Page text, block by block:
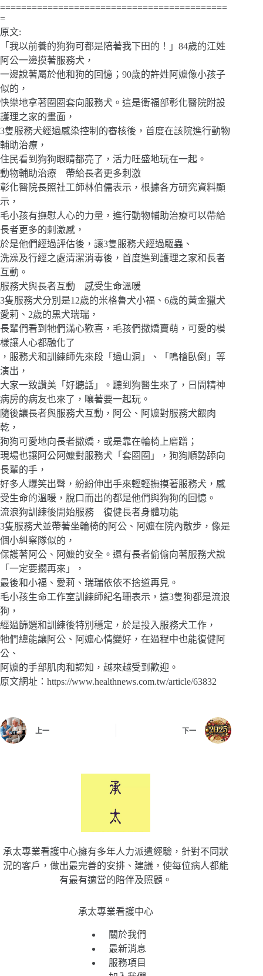
===========================================
=
原文:
「我以前養的狗狗可都是陪著我下田的！」84歲的江姓
阿公一邊摸著服務犬，
一邊說著屬於他和狗的回憶；90歲的許姓阿嬤像小孩子
似的，
快樂地拿著圈圈套向服務犬。這是衛福部彰化醫院附設
護理之家的畫面，
3隻服務犬經過感染控制的審核後，首度在該院進行動物
輔助治療，
住民看到狗狗眼睛都亮了，活力旺盛地玩在一起。
動物輔助治療 帶給長者更多刺激
彰化醫院長照社工師林伯儒表示，根據各方研究資料顯
示，
毛小孩有撫慰人心的力量，進行動物輔助治療可以帶給
長者更多的刺激感，
於是他們經過評估後，讓3隻服務犬經過驅蟲、
洗澡及行經之處清潔消毒後，首度進到護理之家和長者
互動。
服務犬與長者互動 感受生命溫暖
3隻服務犬分別是12歲的米格魯犬小福、6歲的黃金獵犬
愛莉、2歲的黑犬瑞瑞，
長輩們看到牠們滿心歡喜，毛孩們撒嬌賣萌，可愛的模
樣讓人心都融化了
，服務犬和訓練師先來段「過山洞」、「鳴槍臥倒」等
演出，
大家一致讚美「好聽話」。聽到狗醫生來了，日間精神
病房的病友也來了，嚷著要一起玩。
隨後讓長者與服務犬互動，阿公、阿嬤對服務犬餵肉
乾，
狗狗可愛地向長者撒嬌，或是靠在輪椅上磨蹭；
現場也讓阿公阿嬤對服務犬「套圈圈」，狗狗順勢舔向
長輩的手，
好多人爆笑出聲，紛紛伸出手來輕輕撫摸著服務犬，感
受生命的溫暖，脫口而出的都是他們與狗狗的回憶。
流浪狗訓練後開始服務 復健長者身體功能
3隻服務犬並帶著坐輪椅的阿公、阿嬤在院內散步，像是
個小糾察隊似的，
保護著阿公、阿嬤的安全。還有長者偷偷向著服務犬說
「一定要擱再來」，
最後和小福、愛莉、瑞瑞依依不捨道再見。
毛小孩生命工作室訓練師紀名珊表示，這3隻狗都是流浪
狗，
經過篩選和訓練後特別穩定，於是投入服務犬工作，
牠們總能讓阿公、阿嬤心情變好，在過程中也能復健阿
公、
阿嬤的手部肌肉和認知，越來越受到歡迎。
原文網址：https://www.healthnews.com.tw/article/63832
上一 下一
承太專業看護中心擁有多年人力派遣經驗，針對不同狀
況的客戶，做出最完善的安排、建議，使每位病人都能
有最有適當的陪伴及照顧。
承太專業看護中心
關於我們
最新消息
服務項目